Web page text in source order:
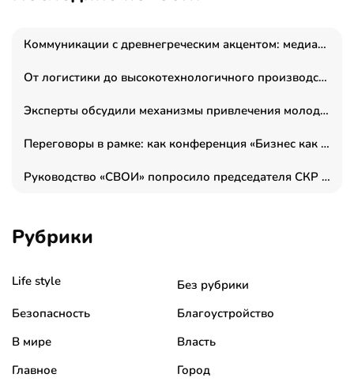
Коммуникации с древнегреческим акцентом: медиаменеджер и журналист Владимир Дергачев запустил коммуникационное агентство «Сократ 2.0»
От логистики до высокотехнологичного производства: как основатель “гагаринга” выстраивает экосистему безопасности и гражданских БПЛА
Эксперты обсудили механизмы привлечения молодых специалистов в промышленные города
Переговоры в рамке: как конференция «Бизнес как искусство» переформатирует деловой этикет в стенах ТПП РФ
Руководство «СВОИ» попросило председателя СКР дать правовую оценку обысков в тыловом штабе
Рубрики
Life style
Без рубрики
Безопасность
Благоустройство
В мире
Власть
Главное
Город